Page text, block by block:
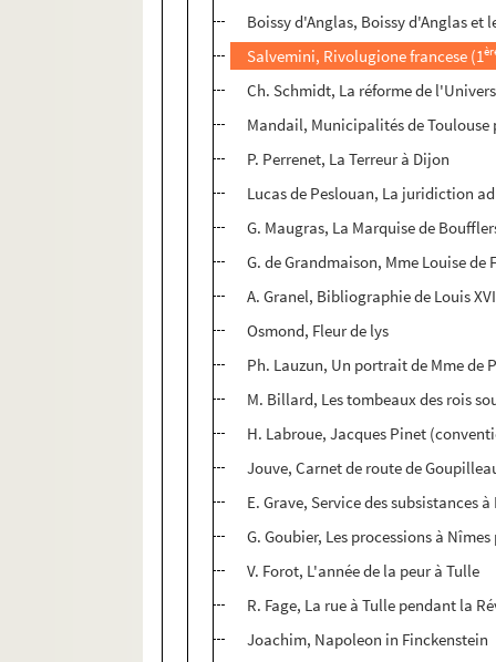
Boissy d'Anglas, Boissy d'Anglas et
Salvemini, Rivolugione francese (1
Ch. Schmidt, La réforme de
Mandail, Municipalités de
P. Perrenet, La Terreur à Dijon
Lucas de Peslouan, La juridiction
G. Maugras, La Marquise de
G. de Grandmaison, Mme Louise de
A. Granel, Bibliographie de Louis XVI
Osmond, Fleur de lys
Ph. Lauzun, Un portrait de Mme de
M. Billard, Les tombeaux des rois
H. Labroue, Jacques Pinet
Jouve, Carnet de route de
E. Grave, Service des subsistances
G. Goubier, Les processions à
V. Forot, L'année de la peur à Tulle
R. Fage, La rue à Tulle pendant la
Joachim, Napoleon in Finckenstein